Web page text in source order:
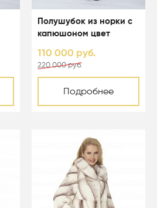
Полушубок из норки с
капюшоном цвет
110 000 руб.
220 000 руб.
Подробнее